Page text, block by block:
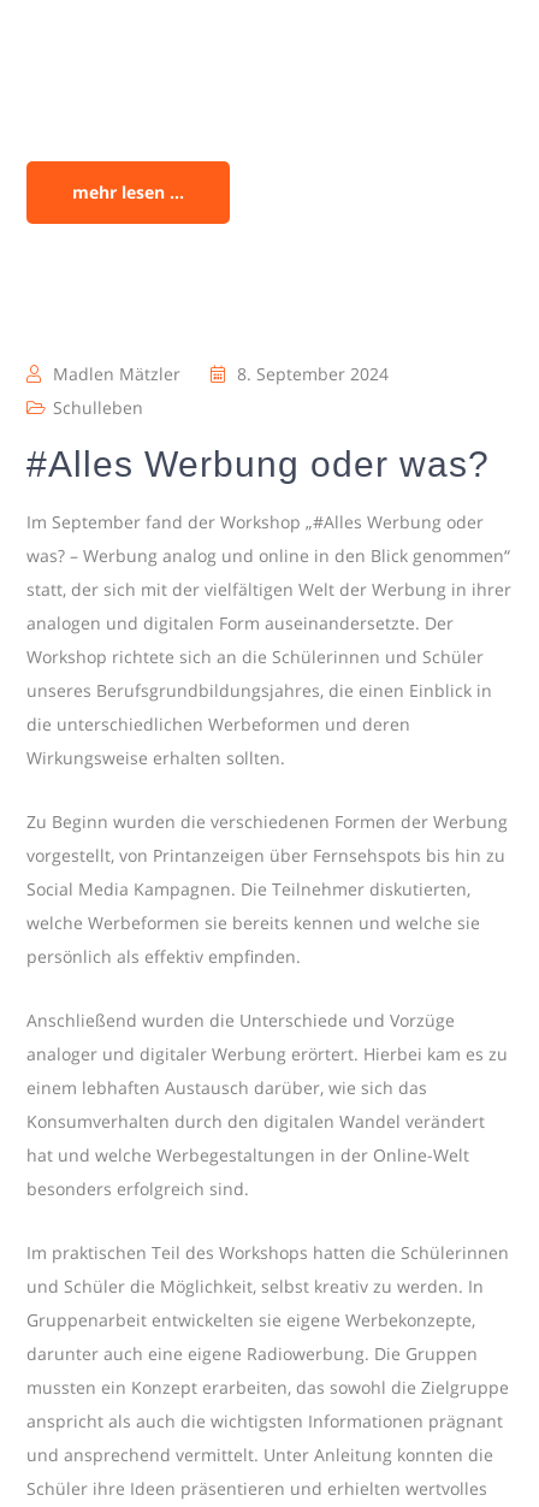
mehr lesen ...
Madlen Mätzler
8. September 2024
Schulleben
#Alles Werbung oder was?
Im September fand der Workshop „#Alles Werbung oder
was? – Werbung analog und online in den Blick genommen“
statt, der sich mit der vielfältigen Welt der Werbung in ihrer
analogen und digitalen Form auseinandersetzte. Der
Workshop richtete sich an die Schülerinnen und Schüler
unseres Berufsgrundbildungsjahres, die einen Einblick in
die unterschiedlichen Werbeformen und deren
Wirkungsweise erhalten sollten.
Zu Beginn wurden die verschiedenen Formen der Werbung
vorgestellt, von Printanzeigen über Fernsehspots bis hin zu
Social Media Kampagnen. Die Teilnehmer diskutierten,
welche Werbeformen sie bereits kennen und welche sie
persönlich als effektiv empfinden.
Anschließend wurden die Unterschiede und Vorzüge
analoger und digitaler Werbung erörtert. Hierbei kam es zu
einem lebhaften Austausch darüber, wie sich das
Konsumverhalten durch den digitalen Wandel verändert
hat und welche Werbegestaltungen in der Online-Welt
besonders erfolgreich sind.
Im praktischen Teil des Workshops hatten die Schülerinnen
und Schüler die Möglichkeit, selbst kreativ zu werden. In
Gruppenarbeit entwickelten sie eigene Werbekonzepte,
darunter auch eine eigene Radiowerbung. Die Gruppen
mussten ein Konzept erarbeiten, das sowohl die Zielgruppe
anspricht als auch die wichtigsten Informationen prägnant
und ansprechend vermittelt. Unter Anleitung konnten die
Schüler ihre Ideen präsentieren und erhielten wertvolles